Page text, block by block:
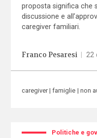
proposta significa che
discussione e
caregiver familiari.
Franco Pesaresi | 22
caregiver famiglie non
Politiche e